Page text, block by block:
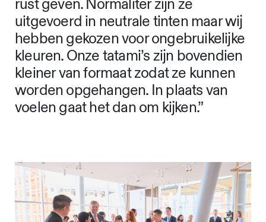
rust geven. Normaliter zijn ze
uitgevoerd in neutrale tinten maar wij
hebben gekozen voor ongebruikelijke
kleuren. Onze tatami’s zijn bovendien
kleiner van formaat zodat ze kunnen
worden opgehangen. In plaats van
voelen gaat het dan om kijken.”